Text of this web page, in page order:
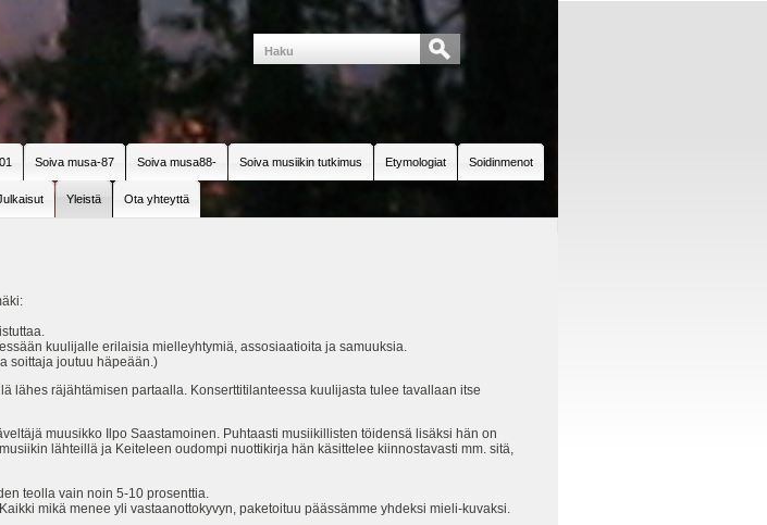
Soiva musa-87 Soiva musa88- Soiva musiikin tutkimus Etymologiat Soidinmenot
Yleistä Ota yhteyttä
kuulijalle erilaisia mielleyhtymiä, assosiaatioita ja samuuksia.
soittaja joutuu häpeään.)
lähes räjähtämisen partaalla. Konserttitilanteessa kuulijasta tulee tavallaan itse
muusikko Ilpo Saastamoinen. Puhtaasti musiikillisten töidensä lisäksi hän on
lähteillä ja Keiteleen oudompi nuottikirja hän käsittelee kiinnostavasti mm. sitä,
teolla vain noin 5-10 prosenttia.
mikä menee yli vastaanottokyvyn, paketoituu päässämme yhdeksi mieli-kuvaksi.